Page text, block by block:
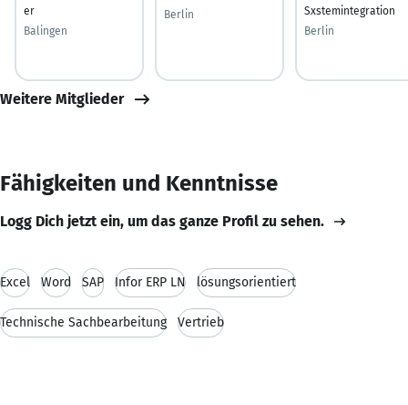
er
Balingen
Berlin
Sxstemintegration
Berlin
Weitere Mitglieder
Fähigkeiten und Kenntnisse
Logg Dich jetzt ein, um das ganze Profil zu sehen.
Excel Word SAP Infor ERP LN lösungsorientiert
Technische Sachbearbeitung Vertrieb